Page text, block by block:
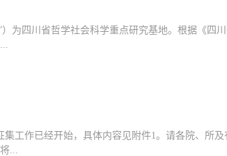
为四川省哲学社会科学重点研究基地。根据《四
工作已经开始，具体内容见附件1。请各院、所及
...